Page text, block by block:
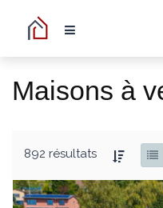
Maisons à
892 résultats